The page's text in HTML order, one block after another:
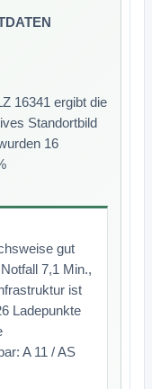
16341 ergibt die
Standortbild
16
gut
7,1 Min.,
ist
Ladepunkte
A 11 / AS